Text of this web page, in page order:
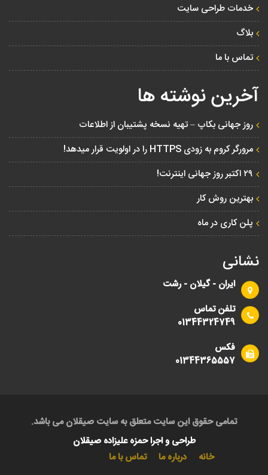
خدمات طراحی سایت
بلاگ
تماس با ما
آخرین نوشته ها
روز جهانی بکاپ – تهیه نسخه پشتیبان از اطلاعات
مرورگر کروم به زودی HTTPS را در اولویت قرار میدهد!
۲۹ اکتبر روز جهانی اینترنت!
بهترین روش کار
پلن کاری در ماه
نشانی
ایران - گیلان - رشت
تلفن تماس
01344324749
فکس
01344365557
تمامی حقوق این سایت متعلق به سایت صیقلان می باشد.
طراحی و اجرا حمزه علیزاده صیقلان
خانه
درباره ما تماس با ما